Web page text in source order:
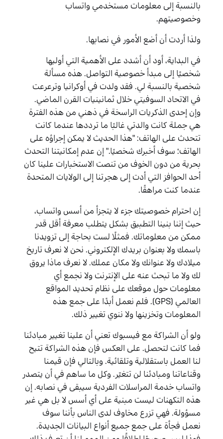
بالنسبة إلى معلومات مستخدمي واتساب
وخصوصيتهم.
ولذا أردت أن أضع الأمور في نصابها.
في البداية، أود أن أشدد على الأهمية التي أوليها
شخصيًا إلى مبدأ خصوصية التواصل. هذه مسألة
شخصية بالنسبة لي. فقد ولدت في أوكرانيا وترعرعت
في الاتحاد السوفيتي خلال ثمانينيات القرن الماضي.
وإن إحدى الذكريات الراسخة في ذهني من هذه الفترة
هي جملة كانت والدتي غالبًا ما ترددها عندما كانت
تتحدث على الهاتف: "هذا الحديث لا يمكن إجراؤه على
الهاتف؛ سوف أخبرك شخصيًا." إن عدم إمكانيتنا التحدث
بحرية من دون الخوف من تنصت الاستخبارات علينا كان
أحد الحوافز التي أدت إلى هجرتنا إلى الولايات المتحدة
عندما كنت مراهقًا.
إن احترام خصوصيتك جزء لا يتجزأ من أسس واتساب،
حيث إننا بنينا التطبيق بشكل يتطلب معرفة أقل قدر
ممكن من معلوماتك. فمثلًا لست بحاجة إلى تزويدنا
باسمك ولا بعنوان بريدك الإلكتروني. نحن لا نعرف تاريخ
ميلادك ولا عنوانك ولا مكان عملك. لا نعرف ماذا يروق
لك ولا ما تبحث عنه على الإنترنت ولا نجمع أي
معلومات حول موقعك على نظام تحديد المواقع
العالمي (GPS). فلم نعمل أبدًا على جمع هذه
المعلومات وتخزينها ولا ننوي تغيير ذلك.
ولو أن الشراكة مع فيسبوك تعني أن علينا تغيير مبادئنا
فما كانت لتحصل. على العكس فإن هذه الشراكة تتيح
لنا العمل باستقلالية وتلقائية. وبالتالي فإن قيمنا
وقناعاتنا ومبادئنا لن تتغيّر. وكل ما ساهم في أن يتصدر
واتساب خدمة المراسلات الفردية سيبقى في نصابه. إن
هذه التكهنات ليست مبنية على أي أسس لا بل هي غير
مسؤولة. فهي تزرع مخاوف لدى الناس بأننا سوف
نعمل فجأة على جمع جميع أنواع البيانات الجديدة.